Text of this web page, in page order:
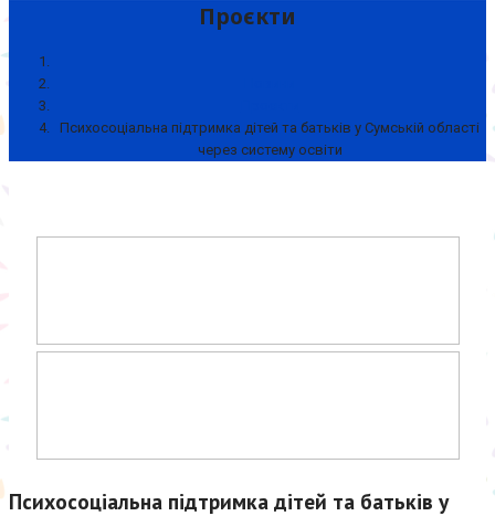
Проєкти
Психосоціальна підтримка дітей та батьків у Сумській області
через систему освіти
Психосоціальна підтримка дітей та батьків у